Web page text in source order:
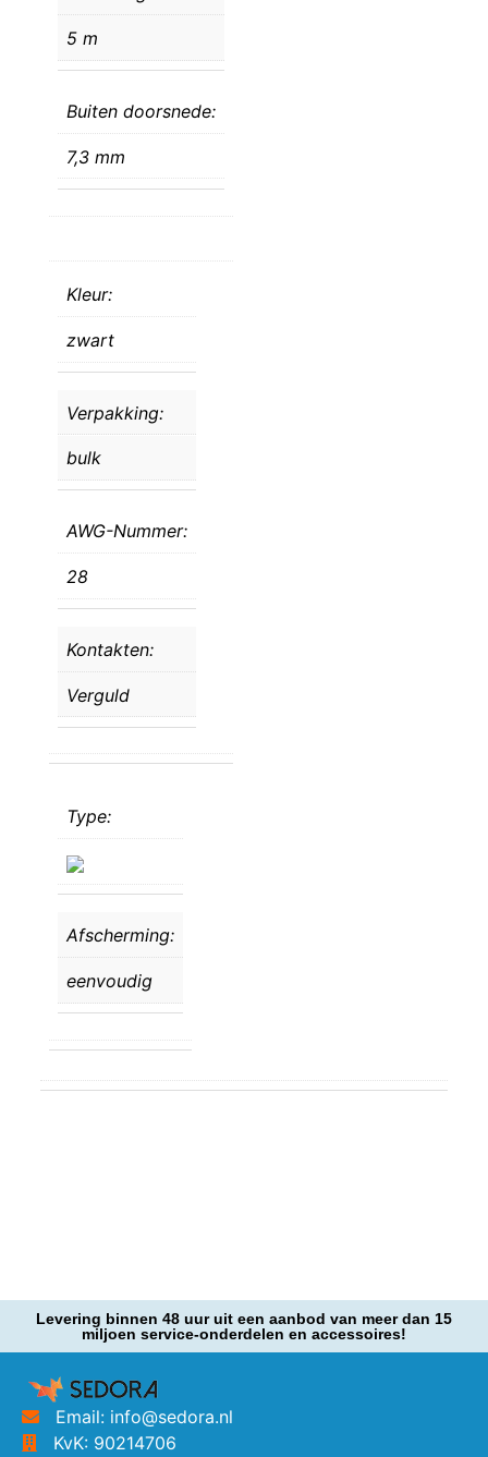
5 m
Buiten doorsnede:
7,3 mm
Kleur:
zwart
Verpakking:
bulk
AWG-Nummer:
28
Kontakten:
Verguld
Type:
Afscherming:
eenvoudig
Levering binnen 48 uur uit een aanbod van meer dan 15
miljoen service-onderdelen en accessoires!
Email: info@sedora.nl
KvK: 90214706